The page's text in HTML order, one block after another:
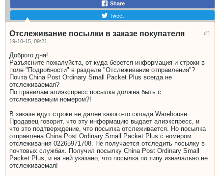
Share
Tweet
#1
Отслеживание посылки в заказе покупателя
19-10-15, 09:21
Доброго дня!
Разъясните пожалуйста, от куда берется информация и строки в
поле "Подробности" в разделе "Отслеживание отправления"?
Почта China Post Ordinary Small Packet Plus всегда не
отслеживаемая?
По правилам алиэкспресс посылка должна быть с
отслеживаемым номером?!
В заказе идут строки не далее какого-то склада Warehouse.
Продавец говорит, что эту информацию выдает алиэкспресс, и
что это подтверждение, что посылка отслеживается. Но посылка
отправлена China Post Ordinary Small Packet Plus с номером
отслеживания 02265971708. Не получается отследить посылку в
почтовых службах. Получил посылку China Post Ordinary Small
Packet Plus, и на ней указано, что посылка по типу изначально не
отслеживаемая!